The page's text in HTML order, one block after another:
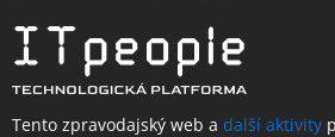
Tento zpravodajský web a další aktivity